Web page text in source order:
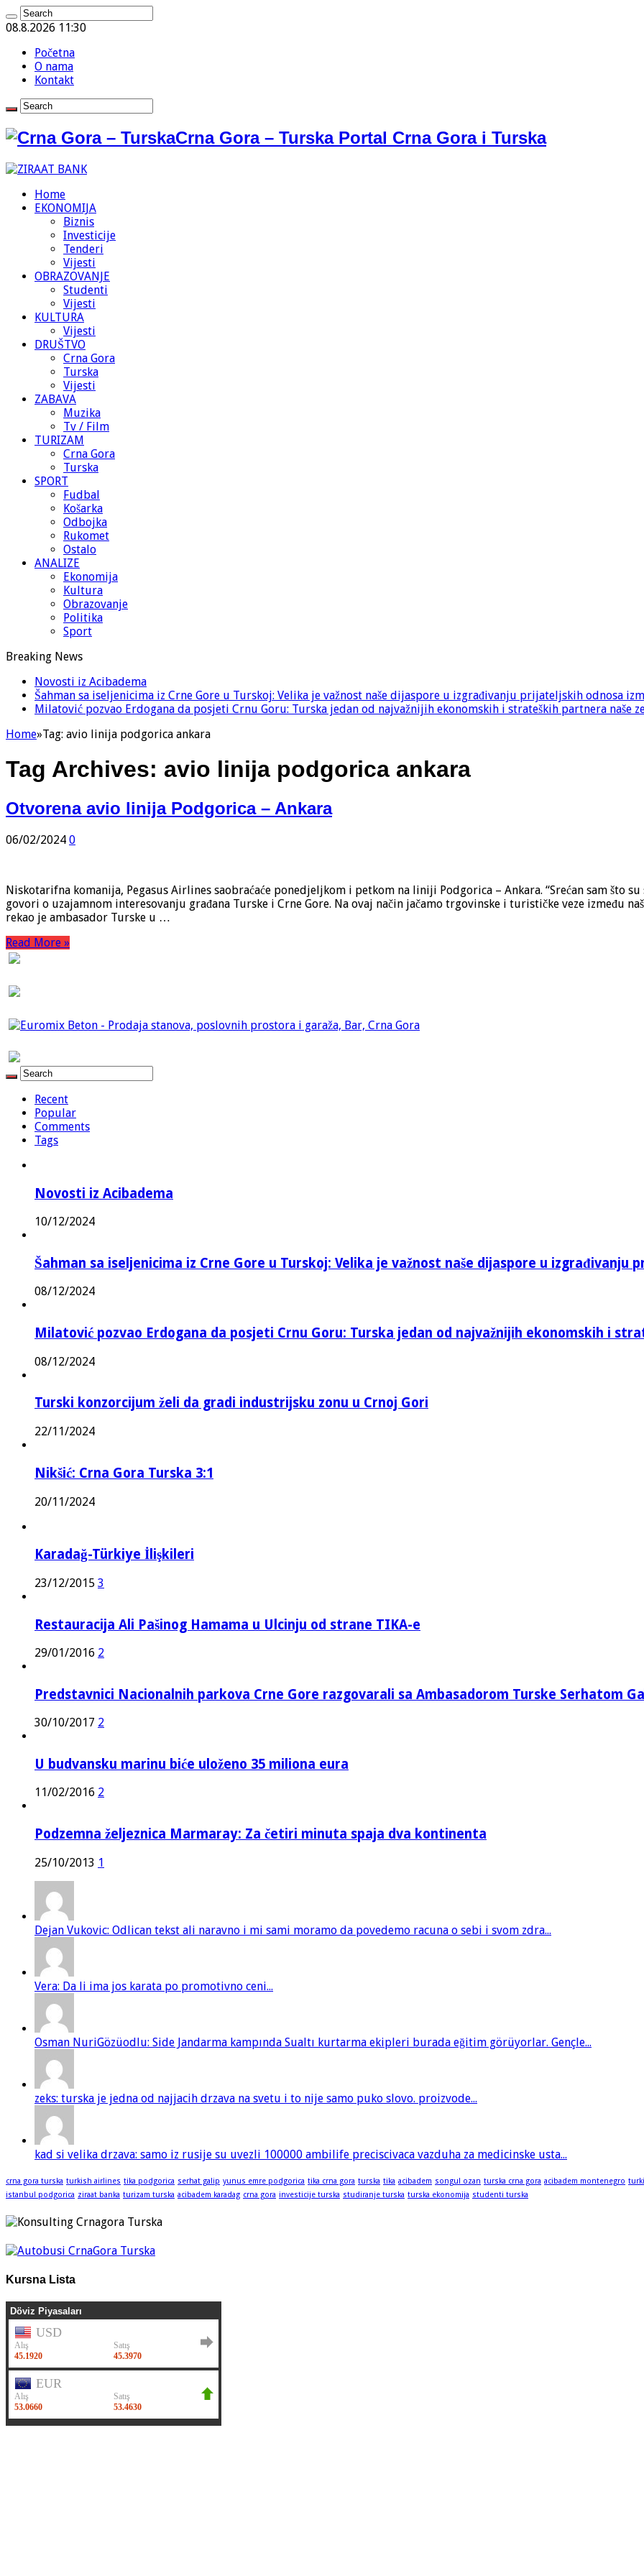
08.8.2026 11:30
Početna
O nama
Kontakt
Crna Gora – Turska Portal Crna Gora i Turska
Home
EKONOMIJA
Biznis
Investicije
Tenderi
Vijesti
OBRAZOVANJE
Studenti
Vijesti
KULTURA
Vijesti
DRUŠTVO
Crna Gora
Turska
Vijesti
ZABAVA
Muzika
Tv / Film
TURIZAM
Crna Gora
Turska
SPORT
Fudbal
Košarka
Odbojka
Rukomet
Ostalo
ANALIZE
Ekonomija
Kultura
Obrazovanje
Politika
Sport
Breaking News
Novosti iz Acibadema
Šahman sa iseljenicima iz Crne Gore u Turskoj: Velika je važnost naše dijaspore u izgrađivanju prijateljskih odnosa
Milatović pozvao Erdogana da posjeti Crnu Goru: Turska jedan od najvažnijih ekonomskih i strateških partnera naše
Home»Tag: avio linija podgorica ankara
Tag Archives: avio linija podgorica ankara
Otvorena avio linija Podgorica – Ankara
06/02/2024 0
Niskotarifna komanija, Pegasus Airlines saobraćaće ponedjeljkom i petkom na liniji Podgorica – Ankara. “Srećan sam što
govori o uzajamnom interesovanju građana Turske i Crne Gore. Na ovaj način jačamo trgovinske i turističke veze između
rekao je ambasador Turske u …
Read More »
Recent
Popular
Comments
Tags
Novosti iz Acibadema
10/12/2024
Šahman sa iseljenicima iz Crne Gore u Turskoj: Velika je važnost naše dijaspore u izgrađivanju
08/12/2024
Milatović pozvao Erdogana da posjeti Crnu Goru: Turska jedan od najvažnijih ekonomskih i
08/12/2024
Turski konzorcijum želi da gradi industrijsku zonu u Crnoj Gori
22/11/2024
Nikšić: Crna Gora Turska 3:1
20/11/2024
Karadağ-Türkiye İlişkileri
23/12/2015 3
Restauracija Ali Pašinog Hamama u Ulcinju od strane TIKA-e
29/01/2016 2
Predstavnici Nacionalnih parkova Crne Gore razgovarali sa Ambasadorom Turske Serhatom
30/10/2017 2
U budvansku marinu biće uloženo 35 miliona eura
11/02/2016 2
Podzemna željeznica Marmaray: Za četiri minuta spaja dva kontinenta
25/10/2013 1
Dejan Vukovic: Odlican tekst ali naravno i mi sami moramo da povedemo racuna o sebi i svom zdra...
Vera: Da li ima jos karata po promotivno ceni...
Osman NuriGözüodlu: Side Jandarma kampında Sualtı kurtarma ekipleri burada eğitim görüyorlar. Gençle...
zeks: turska je jedna od najjacih drzava na svetu i to nije samo puko slovo. proizvode...
kad si velika drzava: samo iz rusije su uvezli 100000 ambilife preciscivaca vazduha za medicinske usta...
crna gora turska turkish airlines tika podgorica serhat galip yunus emre podgorica tika crna gora turska tika acibadem songul ozan turska crna gora acibadem montenegro
istanbul podgorica ziraat banka turizam turska acibadem karadag crna gora investicije turska studiranje turska turska ekonomija studenti turska
Kursna Lista